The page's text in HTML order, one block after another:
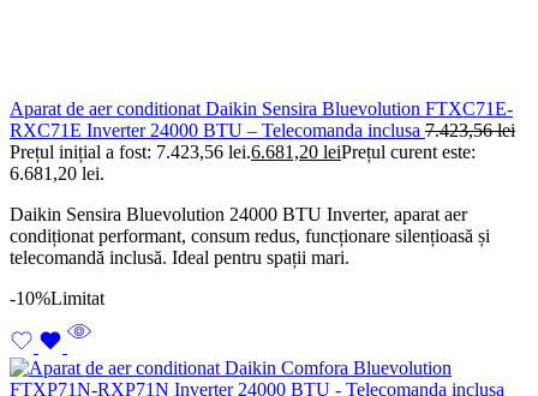
Aparat de aer conditionat Daikin Sensira Bluevolution FTXC71E-
RXC71E Inverter 24000 BTU – Telecomanda inclusa 7.423,56lei
Prețul inițial a fost: 7.423,56 lei.6.681,20 leiPrețul curent este:
6.681,20 lei.
Daikin Sensira Bluevolution 24000 BTU Inverter, aparat aer
condiționat performant, consum redus, funcționare silențioasă și
telecomandă inclusă. Ideal pentru spații mari.
-10%Limitat